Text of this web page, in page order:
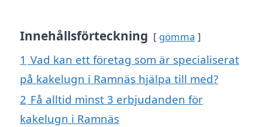
Innehållsförteckning gömma
1 Vad kan ett företag som är specialiserat
på kakelugn i Ramnäs hjälpa till med?
2 Få alltid minst 3 erbjudanden för
kakelugn i Ramnäs